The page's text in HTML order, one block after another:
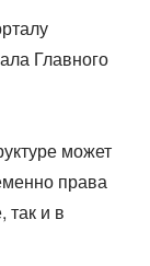
Главного
может
права
так и в